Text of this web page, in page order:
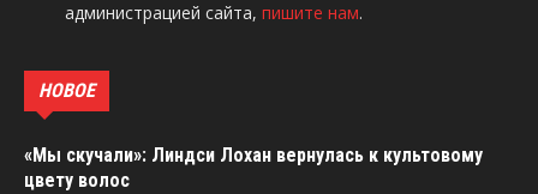
администрацией сайта, пишите нам.
НОВОЕ
«Мы скучали»: Линдси Лохан вернулась к культовому
цвету волос